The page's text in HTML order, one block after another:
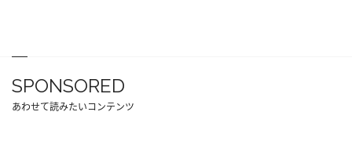
SPONSORED
あわせて読みたいコンテンツ